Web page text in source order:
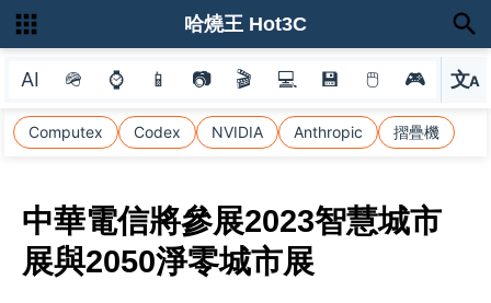
AI 🪖 ⌚ 📱 📷 🎬 💻 💾 🖱 🎮 文A
選
Computex Codex NVIDIA Anthropic 摺疊機
哈燒王 Hot3C
中華電信將參展2023智慧城市
展與2050淨零城市展